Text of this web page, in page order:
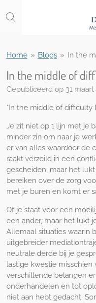
direct
hoofdinhoud
Home » Blogs » In the
In the middle of
Gepubliceerd op 31 maart
"In the middle of difficulty
Je zit niet op 1 lijn met je
minder zin om naar je
er van alles waardoor de
raakt verzeild in een
gescheiden, maar het
bereiken over de zorg
met je buren en komt er
Of je staat voor een
een ander, maar het lukt
Allemaal situaties waarin
uitgebreider
neutrale derde bij je
lastige kwestie
verschillende belangen
onderhandelen en tot
niet aan hebt gedacht.